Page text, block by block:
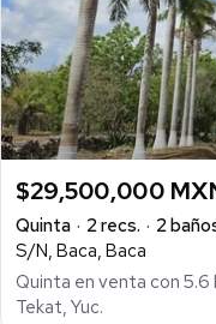
$29,500,000
Quinta
2 recs. 2
S/N, Baca, Baca
Quinta en venta con
Tekat, Yuc.